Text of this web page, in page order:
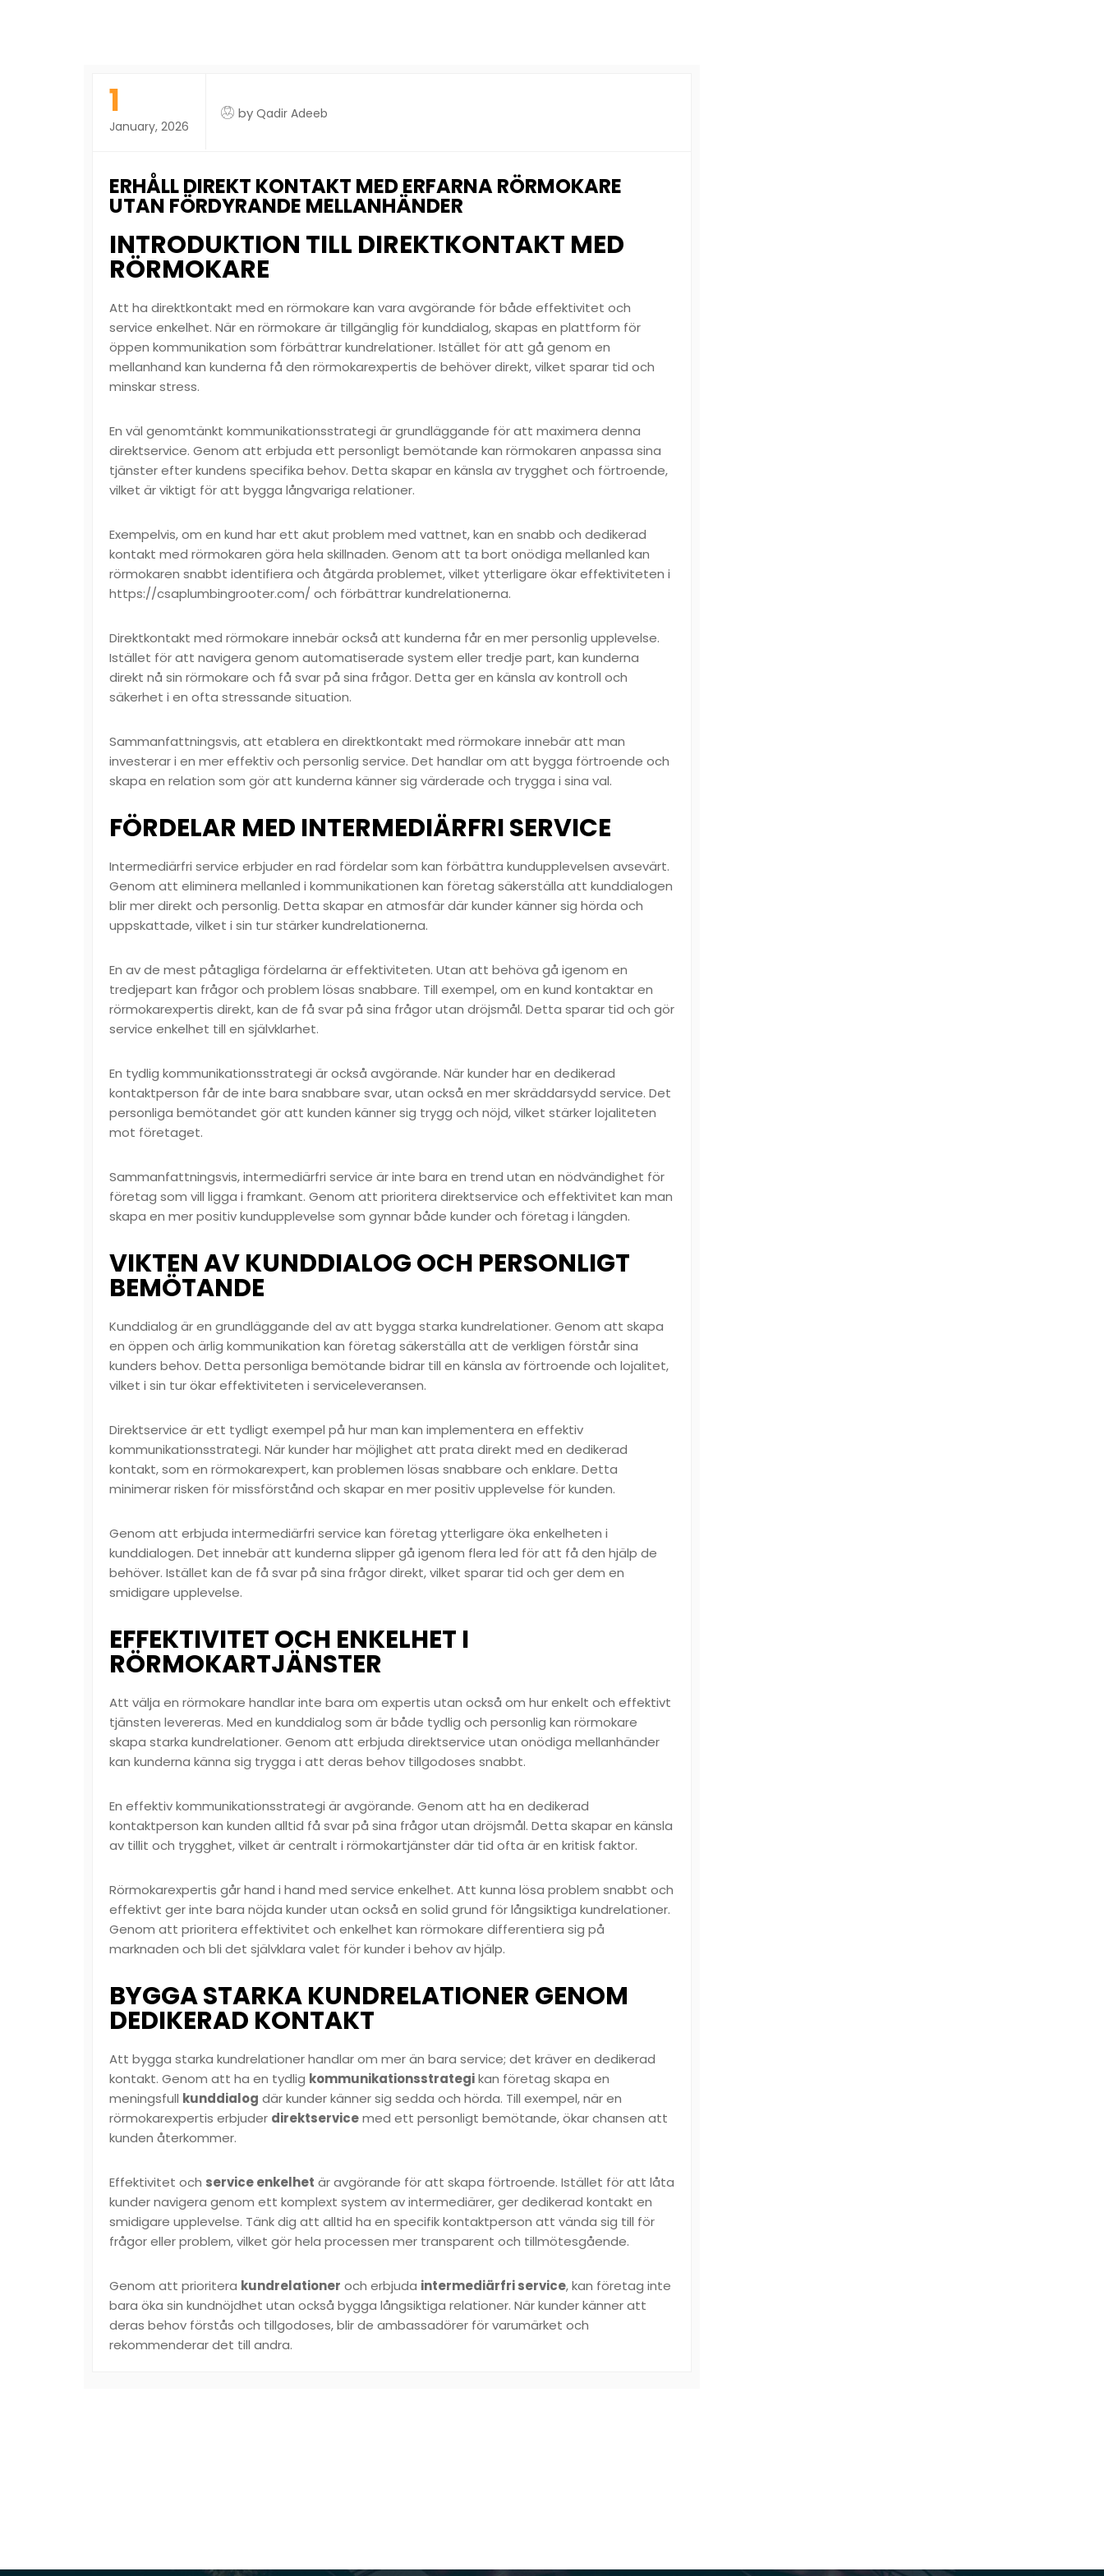
1
January, 2026
by Qadir Adeeb
ERHÅLL DIREKT KONTAKT MED ERFARNA RÖRMOKARE
UTAN FÖRDYRANDE MELLANHÄNDER
INTRODUKTION TILL DIREKTKONTAKT MED
RÖRMOKARE
Att ha direktkontakt med en rörmokare kan vara avgörande för både effektivitet och
service enkelhet. När en rörmokare är tillgänglig för kunddialog, skapas en plattform för
öppen kommunikation som förbättrar kundrelationer. Istället för att gå genom en
mellanhand kan kunderna få den rörmokarexpertis de behöver direkt, vilket sparar tid och
minskar stress.
En väl genomtänkt kommunikationsstrategi är grundläggande för att maximera denna
direktservice. Genom att erbjuda ett personligt bemötande kan rörmokaren anpassa sina
tjänster efter kundens specifika behov. Detta skapar en känsla av trygghet och förtroende,
vilket är viktigt för att bygga långvariga relationer.
Exempelvis, om en kund har ett akut problem med vattnet, kan en snabb och dedikerad
kontakt med rörmokaren göra hela skillnaden. Genom att ta bort onödiga mellanled kan
rörmokaren snabbt identifiera och åtgärda problemet, vilket ytterligare ökar effektiviteten i
https://csaplumbingrooter.com/ och förbättrar kundrelationerna.
Direktkontakt med rörmokare innebär också att kunderna får en mer personlig upplevelse.
Istället för att navigera genom automatiserade system eller tredje part, kan kunderna
direkt nå sin rörmokare och få svar på sina frågor. Detta ger en känsla av kontroll och
säkerhet i en ofta stressande situation.
Sammanfattningsvis, att etablera en direktkontakt med rörmokare innebär att man
investerar i en mer effektiv och personlig service. Det handlar om att bygga förtroende och
skapa en relation som gör att kunderna känner sig värderade och trygga i sina val.
FÖRDELAR MED INTERMEDIÄRFRI SERVICE
Intermediärfri service erbjuder en rad fördelar som kan förbättra kundupplevelsen avsevärt.
Genom att eliminera mellanled i kommunikationen kan företag säkerställa att kunddialogen
blir mer direkt och personlig. Detta skapar en atmosfär där kunder känner sig hörda och
uppskattade, vilket i sin tur stärker kundrelationerna.
En av de mest påtagliga fördelarna är effektiviteten. Utan att behöva gå igenom en
tredjepart kan frågor och problem lösas snabbare. Till exempel, om en kund kontaktar en
rörmokarexpertis direkt, kan de få svar på sina frågor utan dröjsmål. Detta sparar tid och gör
service enkelhet till en självklarhet.
En tydlig kommunikationsstrategi är också avgörande. När kunder har en dedikerad
kontaktperson får de inte bara snabbare svar, utan också en mer skräddarsydd service. Det
personliga bemötandet gör att kunden känner sig trygg och nöjd, vilket stärker lojaliteten
mot företaget.
Sammanfattningsvis, intermediärfri service är inte bara en trend utan en nödvändighet för
företag som vill ligga i framkant. Genom att prioritera direktservice och effektivitet kan man
skapa en mer positiv kundupplevelse som gynnar både kunder och företag i längden.
VIKTEN AV KUNDDIALOG OCH PERSONLIGT
BEMÖTANDE
Kunddialog är en grundläggande del av att bygga starka kundrelationer. Genom att skapa
en öppen och ärlig kommunikation kan företag säkerställa att de verkligen förstår sina
kunders behov. Detta personliga bemötande bidrar till en känsla av förtroende och lojalitet,
vilket i sin tur ökar effektiviteten i serviceleveransen.
Direktservice är ett tydligt exempel på hur man kan implementera en effektiv
kommunikationsstrategi. När kunder har möjlighet att prata direkt med en dedikerad
kontakt, som en rörmokarexpert, kan problemen lösas snabbare och enklare. Detta
minimerar risken för missförstånd och skapar en mer positiv upplevelse för kunden.
Genom att erbjuda intermediärfri service kan företag ytterligare öka enkelheten i
kunddialogen. Det innebär att kunderna slipper gå igenom flera led för att få den hjälp de
behöver. Istället kan de få svar på sina frågor direkt, vilket sparar tid och ger dem en
smidigare upplevelse.
EFFEKTIVITET OCH ENKELHET I
RÖRMOKARTJÄNSTER
Att välja en rörmokare handlar inte bara om expertis utan också om hur enkelt och effektivt
tjänsten levereras. Med en kunddialog som är både tydlig och personlig kan rörmokare
skapa starka kundrelationer. Genom att erbjuda direktservice utan onödiga mellanhänder
kan kunderna känna sig trygga i att deras behov tillgodoses snabbt.
En effektiv kommunikationsstrategi är avgörande. Genom att ha en dedikerad
kontaktperson kan kunden alltid få svar på sina frågor utan dröjsmål. Detta skapar en känsla
av tillit och trygghet, vilket är centralt i rörmokartjänster där tid ofta är en kritisk faktor.
Rörmokarexpertis går hand i hand med service enkelhet. Att kunna lösa problem snabbt och
effektivt ger inte bara nöjda kunder utan också en solid grund för långsiktiga kundrelationer.
Genom att prioritera effektivitet och enkelhet kan rörmokare differentiera sig på
marknaden och bli det självklara valet för kunder i behov av hjälp.
BYGGA STARKA KUNDRELATIONER GENOM
DEDIKERAD KONTAKT
Att bygga starka kundrelationer handlar om mer än bara service; det kräver en dedikerad
kontakt. Genom att ha en tydlig kommunikationsstrategikan företag skapa en
meningsfull kunddialog där kunder känner sig sedda och hörda. Till exempel, när en
rörmokarexpertis erbjuder direktservicemed ett personligt bemötande, ökar chansen att
kunden återkommer.
Effektivitet och service enkelhet är avgörande för att skapa förtroende. Istället för att låta
kunder navigera genom ett komplext system av intermediärer, ger dedikerad kontakt en
smidigare upplevelse. Tänk dig att alltid ha en specifik kontaktperson att vända sig till för
frågor eller problem, vilket gör hela processen mer transparent och tillmötesgående.
Genom att prioritera kundrelationer och erbjuda intermediärfri service, kan företag inte
bara öka sin kundnöjdhet utan också bygga långsiktiga relationer. När kunder känner att
deras behov förstås och tillgodoses, blir de ambassadörer för varumärket och
rekommenderar det till andra.